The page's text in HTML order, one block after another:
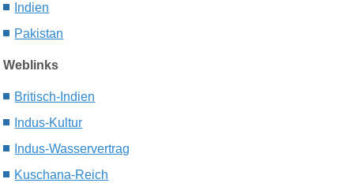
Indien
Pakistan
Weblinks
Britisch-Indien
Indus-Kultur
Indus-Wasservertrag
Kuschana-Reich